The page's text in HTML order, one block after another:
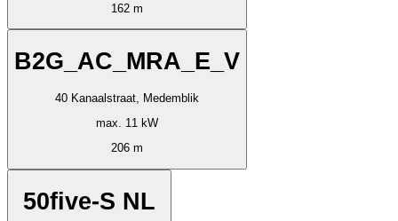
162 m
B2G_AC_MRA_E_V
40 Kanaalstraat, Medemblik
max. 11 kW
206 m
50five-S NL